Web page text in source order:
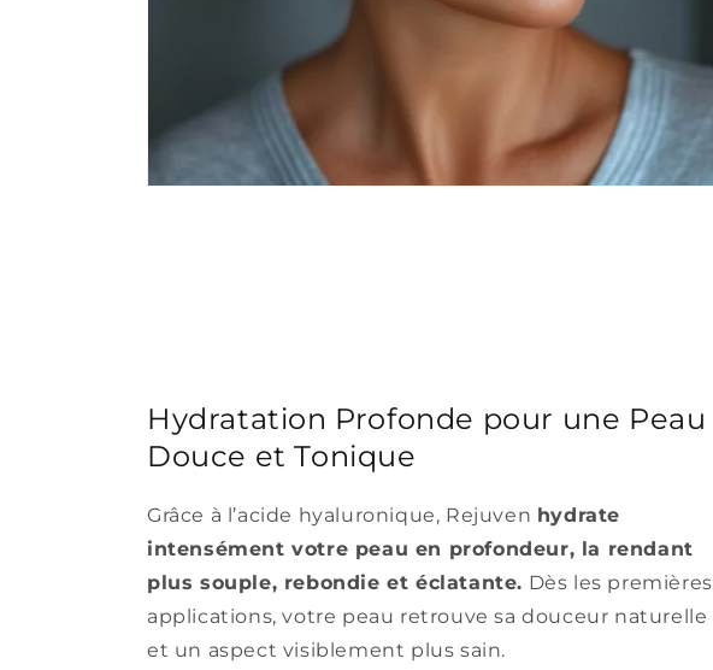
Hydratation Profonde pour une Peau
Douce et Tonique
Grâce à l’acide hyaluronique, Rejuven hydrate
intensément votre peau en profondeur, la rendant
plus souple, rebondie et éclatante. Dès les premières
applications, votre peau retrouve sa douceur naturelle
et un aspect visiblement plus sain.